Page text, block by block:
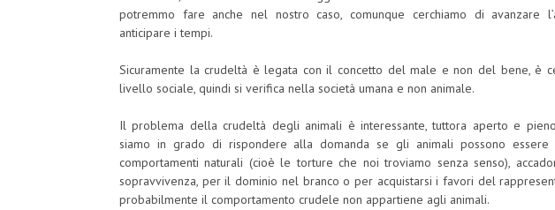
potremmo fare anche nel nostro caso, comunque cerchiamo di avanzare
anticipare i tempi.
Sicuramente la crudeltà è legata con il concetto del male e non del bene, è
livello sociale, quindi si verifica nella società umana e non animale.
Il problema della crudeltà degli animali è interessante, tuttora aperto e
siamo in grado di rispondere alla domanda se gli animali possono
comportamenti naturali (cioè le torture che noi troviamo senza senso),
sopravvivenza, per il dominio nel branco o per acquistarsi i favori del
probabilmente il comportamento crudele non appartiene agli animali.